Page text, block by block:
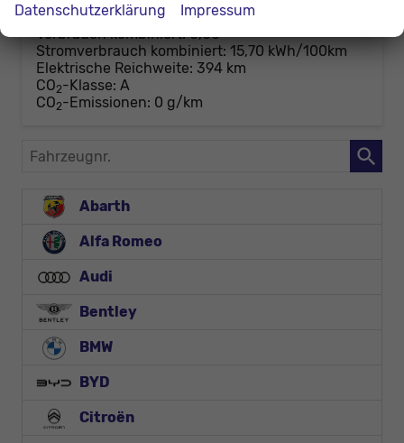
incl. 19% MwSt.
Verbrauch kombiniert:0,00
Stromverbrauch kombiniert: 15,70 kWh/100km
Elektrische Reichweite: 394 km
CO2-Klasse: A
CO2-Emissionen: 0 g/km
Fahrzeugnr.
Abarth
Alfa Romeo
Audi
Bentley
BMW
BYD
Citroën
Datenschutzerklärung Impressum